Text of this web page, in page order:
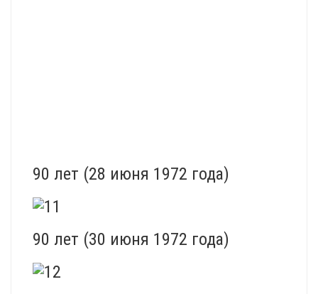
90 лет (28 июня 1972 года)
90 лет (30 июня 1972 года)